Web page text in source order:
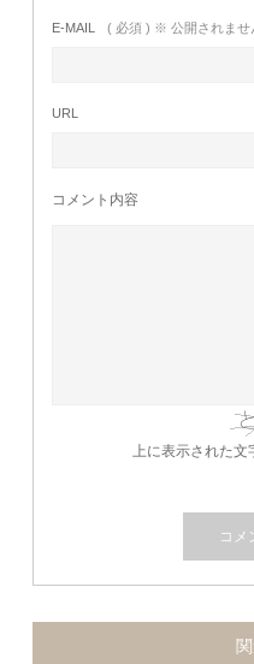
E-MAIL ( 必須 ) ※ 公開されませ
URL
コメント内容
上に表示された文